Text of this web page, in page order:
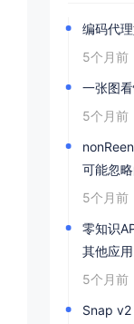
编码代
5个月前
一张图
5个月前
可能忽
5个月前
零知识
其他应用
5个月前
Snap